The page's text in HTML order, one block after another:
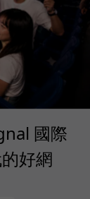
國際
好網